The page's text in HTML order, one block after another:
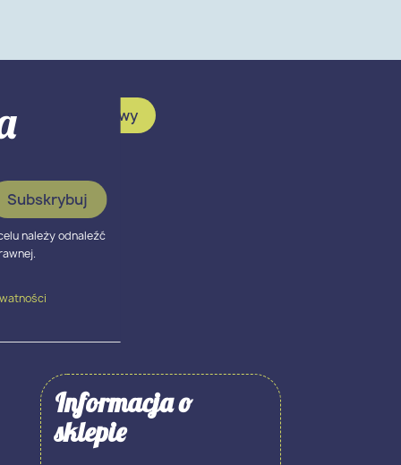
należy odnaleźć
Informacja o
sklepie
od umowy